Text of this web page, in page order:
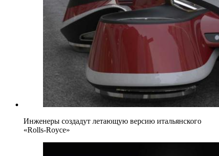
Инженеры создадут летающую версию итальянского
«Rolls-Royce»